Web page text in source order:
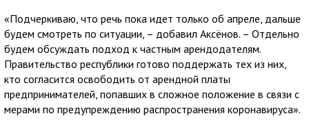
«Подчеркиваю, что речь пока идет только об апреле, дальше
будем смотреть по ситуации, – добавил Аксёнов. – Отдельно
будем обсуждать подход к частным арендодателям.
Правительство республики готово поддержать тех из них,
кто согласится освободить от арендной платы
предпринимателей, попавших в сложное положение в связи с
мерами по предупреждению распространения коронавируса».